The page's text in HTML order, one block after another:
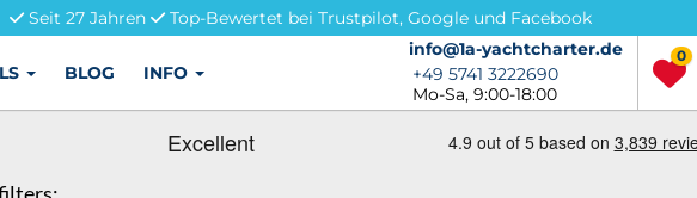
Seit 27 Jahren
Top-Bewertet bei Trustpilot, Google und Facebook
info@1a-yachtcharter.de
info@1a-yachtcharter.de
+49 5741 3222690
+49 5741 3222690
Mo-Sa, 9:00-18:00
0
BLOG INFO